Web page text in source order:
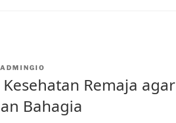
ADMINGIO
Remaja agar
Bahagia